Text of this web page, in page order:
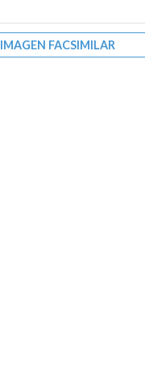
IMAGEN FACSIMILAR